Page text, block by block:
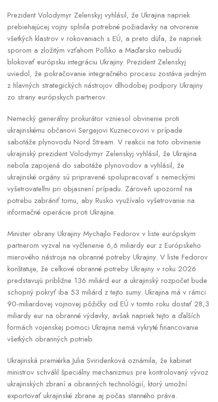
Prezident Volodymyr Zelenskyj vyhlásil, že Ukrajina napriek
prebiehajúcej vojny splnila potrebné požiadavky na otvorenie
všetkých klastrov v rokovaniach s EÚ, a preto dúfa, že napriek
sporom a zložitým vzťahom Poľsko a Maďarsko nebudú
blokovať európsku integráciu Ukrajiny. Prezident Zelenskyj
uviedol, že pokračovanie integračného procesu zostáva jedným
z hlavných strategických nástrojov dlhodobej podpory Ukrajiny
zo strany európskych partnerov.
Nemecký generálny prokurátor vzniesol obvinenie proti
ukrajinskému občanovi Sergejovi Kuznecovovi v prípade
sabotáže plynovodu Nord Stream. V reakcii na toto obvinenie
ukrajinský prezident Volodymyr Zelenskyj vyhlásil, že Ukrajina
nebola zapojená do sabotáže plynovodov a vyhlásil, že
ukrajinské orgány sú pripravené spolupracovať s nemeckými
vyšetrovateľmi pri objasnení prípadu. Zároveň upozornil na
potrebu zabrániť tomu, aby Rusko využívalo vyšetrovanie na
informačné operácie proti Ukrajine.
Minister obrany Ukrajiny Mychajlo Fedorov v liste európskym
partnerom vyzval na vyčlenenie 6,6 miliardy eur z Európskeho
mierového nástroja na obranné potreby Ukrajiny. V liste Fedorov
konštatuje, že celkové obranné potreby Ukrajiny v roku 2026
predstavujú približne 136 miliárd eur a ukrajinský rozpočet bude
schopný pokryť iba 53 miliárd z tejto sumy. Ukrajina má v rámci
90-miliardovej vojnovej pôžičky od EÚ v tomto roku dostať 28,3
miliardy eur na obranné výdavky, avšak napriek tejto a ďalších
formách vojenskej pomoci Ukrajina nemá vykryté financovanie
všetkých obranných potrieb.
Ukrajinská premiérka Julia Sviridenková oznámila, že kabinet
ministrov schválil špeciálny mechanizmus pre kontrolovaný vývoz
ukrajinských zbraní a obranných technológií, ktorý umožní
exportovať ukrajinské zbrane aj počas stanného práva.